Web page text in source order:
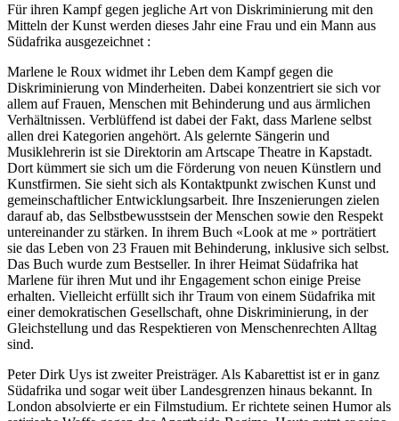
Für ihren Kampf gegen jegliche Art von Diskriminierung mit den
Mitteln der Kunst werden dieses Jahr eine Frau und ein Mann aus
Südafrika ausgezeichnet :
Marlene le Roux widmet ihr Leben dem Kampf gegen die
Diskriminierung von Minderheiten. Dabei konzentriert sie sich vor
allem auf Frauen, Menschen mit Behinderung und aus ärmlichen
Verhältnissen. Verblüffend ist dabei der Fakt, dass Marlene selbst
allen drei Kategorien angehört. Als gelernte Sängerin und
Musiklehrerin ist sie Direktorin am Artscape Theatre in Kapstadt.
Dort kümmert sie sich um die Förderung von neuen Künstlern und
Kunstfirmen. Sie sieht sich als Kontaktpunkt zwischen Kunst und
gemeinschaftlicher Entwicklungsarbeit. Ihre Inszenierungen zielen
darauf ab, das Selbstbewusstsein der Menschen sowie den Respekt
untereinander zu stärken. In ihrem Buch «Look at me » porträtiert
sie das Leben von 23 Frauen mit Behinderung, inklusive sich selbst.
Das Buch wurde zum Bestseller. In ihrer Heimat Südafrika hat
Marlene für ihren Mut und ihr Engagement schon einige Preise
erhalten. Vielleicht erfüllt sich ihr Traum von einem Südafrika mit
einer demokratischen Gesellschaft, ohne Diskriminierung, in der
Gleichstellung und das Respektieren von Menschenrechten Alltag
sind.
Peter Dirk Uys ist zweiter Preisträger. Als Kabarettist ist er in ganz
Südafrika und sogar weit über Landesgrenzen hinaus bekannt. In
London absolvierte er ein Filmstudium. Er richtete seinen Humor als